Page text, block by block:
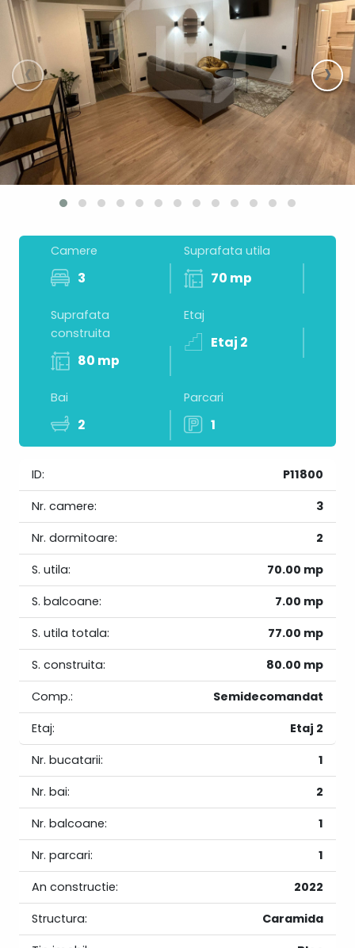
‹ ›
Camere
3
Suprafata utila
70 mp
Suprafata
construita
80 mp
Etaj
Etaj 2
Bai
2
Parcari
1
ID:
P11800
Nr. camere:
3
Nr. dormitoare:
2
S. utila:
70.00 mp
S. balcoane:
7.00 mp
S. utila totala:
77.00 mp
S. construita:
80.00 mp
Comp.:
Semidecomandat
Etaj:
Etaj 2
Nr. bucatarii:
1
Nr. bai:
2
Nr. balcoane:
1
Nr. parcari:
1
An constructie:
2022
Structura:
Caramida